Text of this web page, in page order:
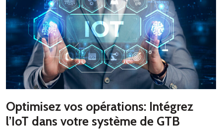
Optimisez vos opérations: Intégrez
l’IoT dans votre système de GTB